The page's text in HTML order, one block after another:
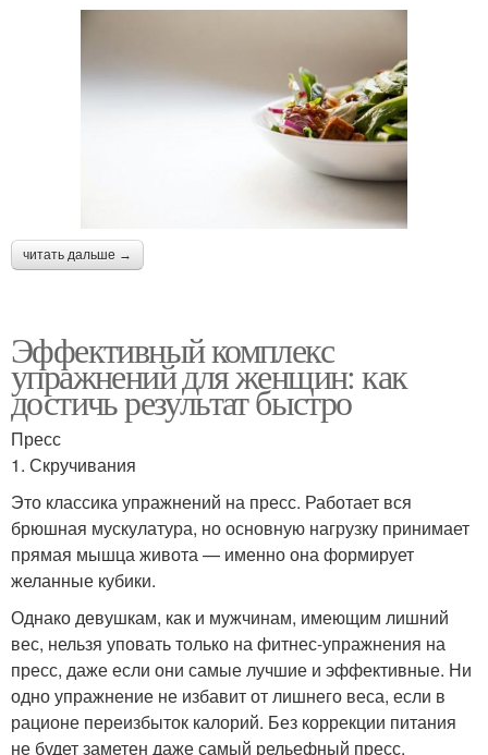
читать дальше →
Эффективный комплекс
упражнений для женщин: как
достичь результат быстро
Пресс
1. Скручивания
Это классика упражнений на пресс. Работает вся
брюшная мускулатура, но основную нагрузку принимает
прямая мышца живота — именно она формирует
желанные кубики.
Однако девушкам, как и мужчинам, имеющим лишний
вес, нельзя уповать только на фитнес-упражнения на
пресс, даже если они самые лучшие и эффективные. Ни
одно упражнение не избавит от лишнего веса, если в
рационе переизбыток калорий. Без коррекции питания
не будет заметен даже самый рельефный пресс.